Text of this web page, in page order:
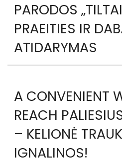
PARODOS
PRAEITIES IR
ATIDARYMAS
A CONVENIENT
REACH
– KELIONĖ
IGNALINOS!